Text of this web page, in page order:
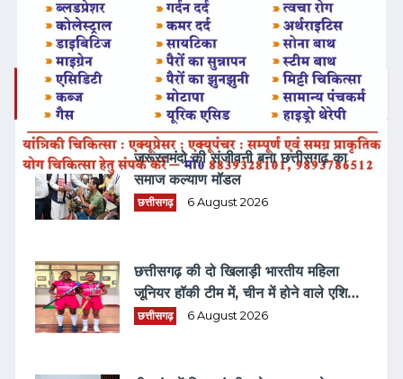
ताज़ा समाचार
जरूरतमंदो की संजीवनी बना छत्तीसगढ़ का
समाज कल्याण मॉडल
छत्तीसगढ़ 6 August 2026
छत्तीसगढ़ की दो खिलाड़ी भारतीय महिला
जूनियर हॉकी टीम में, चीन में होने वाले एशिया
कप में दिखाएंगी दम
छत्तीसगढ़ 6 August 2026